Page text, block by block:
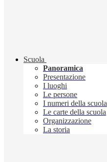
Scuola
Panoramica
Presentazione
I luoghi
Le persone
I numeri della scuola
Le carte della scuola
Organizzazione
La storia